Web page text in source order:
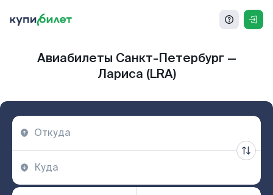
Авиабилеты Санкт-Петербург —
Лариса (LRA)